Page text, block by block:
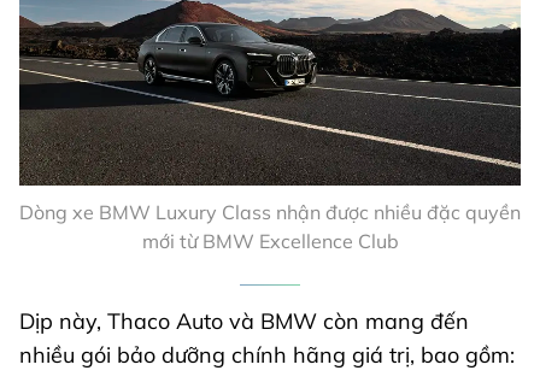
Dòng xe BMW Luxury Class nhận được nhiều đặc quyền
mới từ BMW Excellence Club
Dịp này, Thaco Auto và BMW còn mang đến
nhiều gói bảo dưỡng chính hãng giá trị, bao gồm: